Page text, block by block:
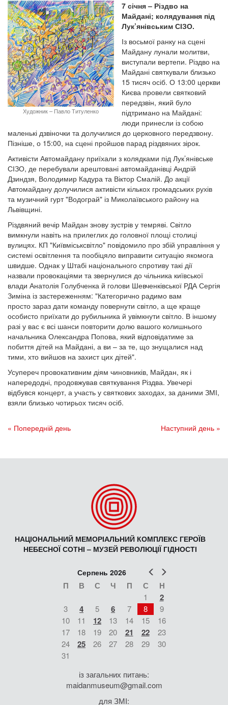
Художник – Павло Титуленко
7 січня – Різдво на
Майдані; колядування під
Лук’янівським СІЗО.
Із восьмої ранку на сцені
Майдану лунали молитви,
виступали вертепи. Різдво на
Майдані святкували близько
15 тисяч осіб. О 13:00 церкви
Києва провели святковий
передзвін, який було
підтримано на Майдані:
люди принесли із собою
маленькі дзвіночки та долучилися до церковного передзвону.
Пізніше, о 15:00, на сцені пройшов парад різдвяних зірок.
Активісти Автомайдану приїхали з колядками під Лук’янівське
СІЗО, де перебували арештовані автомайданівці Андрій
Дзиндзя, Володимир Кадура та Віктор Смалій. До акції
Автомайдану долучилися активісти кількох громадських рухів
та музичний гурт "Водограй" із Миколаївського району на
Львівщині.
Різдвяний вечір Майдан знову зустрів у темряві. Світло
вимкнули навіть на прилеглих до головної площі столиці
вулицях. КП "Київміськсвітло" повідомило про збій управління у
системі освітлення та пообіцяло виправити ситуацію якомога
швидше. Однак у Штабі національного спротиву такі дії
назвали провокаціями та звернулися до чільника київської
влади Анатолія Голубченка й голови Шевченківської РДА Сергія
Зиміна із застереженням: "Категорично радимо вам
просто зараз дати команду повернути світло, а ще краще
особисто приїхати до рубильника й увімкнути світло. В іншому
разі у вас є всі шанси повторити долю вашого колишнього
начальника Олександра Попова, який відповідатиме за
побиття дітей на Майдані, а ви – за те, що знущалися над
тими, хто вийшов на захист цих дітей".
Усупереч провокативним діям чиновників, Майдан, як і
напередодні, продовжував святкування Різдва. Увечері
відбувся концерт, а участь у святкових заходах, за даними ЗМІ,
взяли близько чотирьох тисяч осіб.
« Попередній день Наступний день »
НАЦІОНАЛЬНИЙ МЕМОРІАЛЬНИЙ КОМПЛЕКС ГЕРОЇВ
НЕБЕСНОЇ СОТНІ – МУЗЕЙ РЕВОЛЮЦІЇ ГІДНОСТІ
Попер
Серпень 2026
П В С Ч П С Н
1 2
3 4 5 6 7 8
9
10
11 12 13 14 15
16
17
18 19 20 21 22
23
24
25 26 27 28 29
30
31
із загальних питань:
maidanmuseum@gmail.com
для ЗМІ: